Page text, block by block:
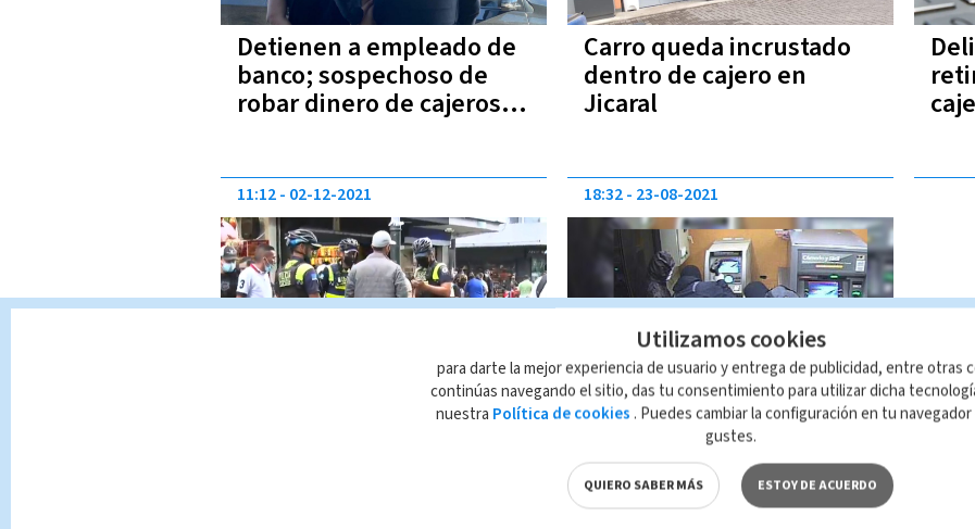
Detienen a empleado de
banco; sospechoso de
robar dinero de cajeros
Carro queda incrustado
dentro de cajero en
Jicaral
Cajeros el punto favorito
11:12 02-12-2021
Ministerio Público detuvo
15 personas por robo de
cajeros
18:32 23-08-2021
Utilizamos cookies
para darte la mejor experiencia de usuario y entrega de publicidad, entre otras
continúas navegando el sitio, das tu consentimiento para utilizar dicha
nuestra Política de cookies . Puedes cambiar la configuración en tu
gustes.
QUIERO SABER MÁS ESTOY DE ACUERDO